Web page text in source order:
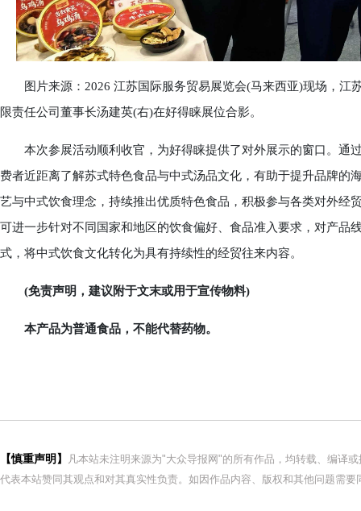
图片来源：2026 江苏国际服务贸易展览会(马来西亚)现场，江
限责任公司董事长汤建英(右)在好得睐展位合影。
本次参展活动顺利收官，为好得睐提供了对外展示的窗口。通
费者近距离了解苏式特色食品与中式汤品文化，有助于提升品牌的
艺与中式饮食理念，持续推出优质特色食品，积极参与各类对外经
可进一步针对不同国家和地区的饮食偏好、食品准入要求，对产品
式，将中式饮食文化转化为具有持续性的经贸往来内容。
(免责声明，建议附于文末或用于宣传物料)
本产品为普通食品，不能代替药物。
【慎重声明】
凡本站未注明来源为"大众导报网"的所有作品，均转载、编译
代表本站赞同其观点和对其真实性负责。如因作品内容、版权和其他问题需